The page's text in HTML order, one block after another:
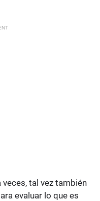
veces, tal vez también
evaluar lo que es